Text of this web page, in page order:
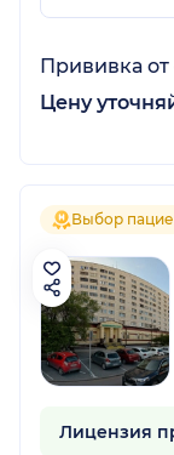
Прививка от
Цену
Выбор
Лицензия